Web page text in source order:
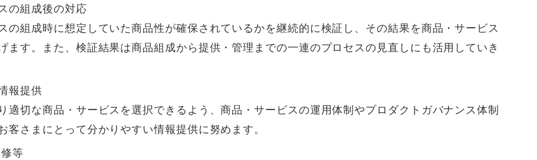
の組成後の対応
の組成時に想定していた商品性が確保されているかを継続的に検証し、その結果を商品・サービス
ます。また、検証結果は商品組成から提供・管理までの一連のプロセスの見直しにも活用していき
報提供
適切な商品・サービスを選択できるよう、商品・サービスの運用体制やプロダクトガバナンス体制
客さまにとって分かりやすい情報提供に努めます。
等